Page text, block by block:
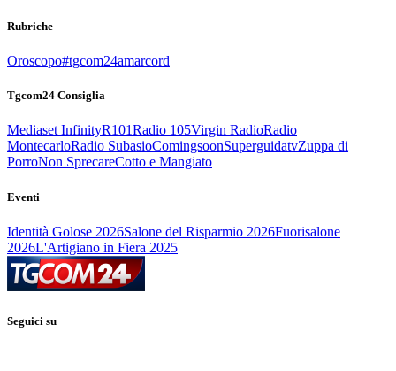
Rubriche
Oroscopo#tgcom24amarcord
Tgcom24 Consiglia
Mediaset InfinityR101Radio 105Virgin RadioRadio
MontecarloRadio SubasioComingsoonSuperguidatvZuppa di
PorroNon SprecareCotto e Mangiato
Eventi
Identità Golose 2026Salone del Risparmio 2026Fuorisalone
2026L'Artigiano in Fiera 2025
Seguici su